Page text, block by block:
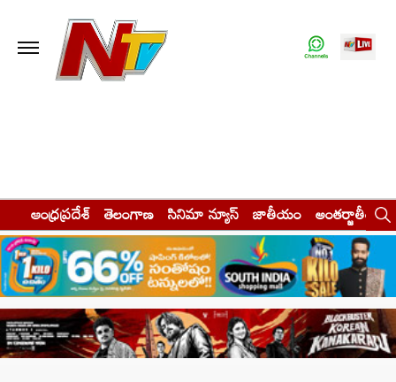
ఆంధ్రప్రదేశ్ తెలంగాణ సినిమా న్యూస్ జాతీయం అంతర్జాతీయం